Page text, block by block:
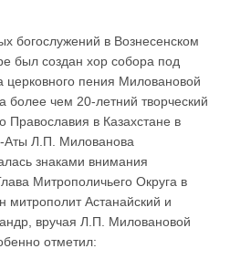
богослужений в Вознесенском
был создан хор собора под
церковного пения Миловановой
чем 20-летний творческий
Православия в Казахстане в
Аты Л.П. Милованова
знаками внимания
Митрополичьего Округа в
митрополит Астанайский и
вручая Л.П. Миловановой
отметил: